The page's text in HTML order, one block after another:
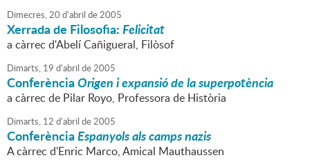
Dimecres,20 d'abril de2005
Xerrada de Filosofia:Felicitat
a càrrec d'Abelí Cañigueral, Filòsof
Dimarts, 19 d'abril de2005
ConferènciaOrigen i expansió de la superpotència
a càrrec de Pilar Royo, Professora de Història
Dimarts, 12 d'abril de2005
ConferènciaEspanyols als camps nazis
A càrrec d'Enric Marco, Amical Mauthaussen